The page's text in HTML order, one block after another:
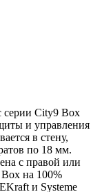
серии City9 Box
и управления
в стену,
по 18 мм.
с правой или
на 100%
и Systeme